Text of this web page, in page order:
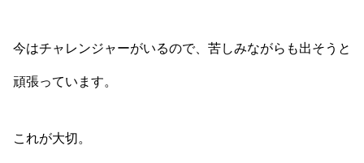
今はチャレンジャーがいるので、苦しみながらも出そうと
頑張っています。
これが大切。